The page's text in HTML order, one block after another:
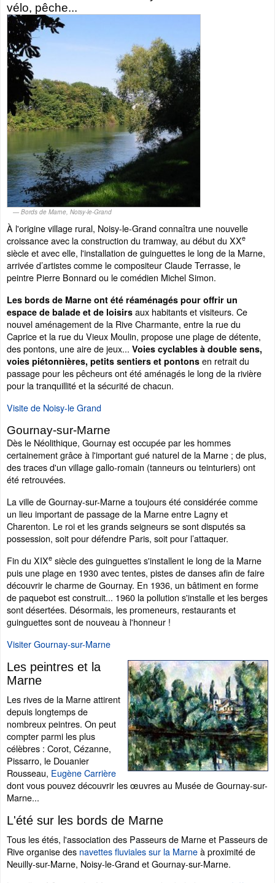
vélo, pêche...
Bords de Marne, Noisy-le-Grand
À l'origine village rural, Noisy-le-Grand connaîtra une nouvelle
croissance avec la construction du tramway, au début du XXe
siècle et avec elle, l'installation de guinguettes le long de la Marne,
arrivée d’artistes comme le compositeur Claude Terrasse, le
peintre Pierre Bonnard ou le comédien Michel Simon.
Les bords de Marne ont été réaménagés pour offrir un
espace de balade et de loisirs aux habitants et visiteurs. Ce
nouvel aménagement de la Rive Charmante, entre la rue du
Caprice et la rue du Vieux Moulin, propose une plage de détente,
des pontons, une aire de jeux... Voies cyclables à double sens,
voies piétonnières, petits sentiers et pontons en retrait du
passage pour les pêcheurs ont été aménagés le long de la rivière
pour la tranquillité et la sécurité de chacun.
Visite de Noisy-le Grand
Gournay-sur-Marne
Dès le Néolithique, Gournay est occupée par les hommes
certainement grâce à l'important gué naturel de la Marne ; de plus,
des traces d'un village gallo-romain (tanneurs ou teinturiers) ont
été retrouvées.
La ville de Gournay-sur-Marne a toujours été considérée comme
un lieu important de passage de la Marne entre Lagny et
Charenton. Le roi et les grands seigneurs se sont disputés sa
possession, soit pour défendre Paris, soit pour l’attaquer.
Fin du XIXe siècle des guinguettes s'installent le long de la Marne
puis une plage en 1930 avec tentes, pistes de danses afin de faire
découvrir le charme de Gournay. En 1936, un bâtiment en forme
de paquebot est construit... 1960 la pollution s'installe et les berges
sont désertées. Désormais, les promeneurs, restaurants et
guinguettes sont de nouveau à l'honneur !
Visiter Gournay-sur-Marne
Les peintres et la
Marne
Les rives de la Marne attirent
depuis longtemps de
nombreux peintres. On peut
compter parmi les plus
célèbres : Corot, Cézanne,
Pissarro, le Douanier
Rousseau, Eugène Carrière
dont vous pouvez découvrir les œuvres au Musée de Gournay-sur-
Marne...
L'été sur les bords de Marne
Tous les étés, l'association des Passeurs de Marne et Passeurs de
Rive organise des navettes fluviales sur la Marneà proximité de
Neuilly-sur-Marne, Noisy-le-Grand et Gournay-sur-Marne.